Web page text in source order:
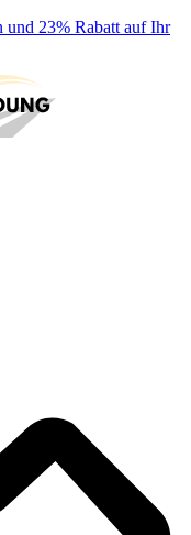
und 23% Rabatt auf Ihr